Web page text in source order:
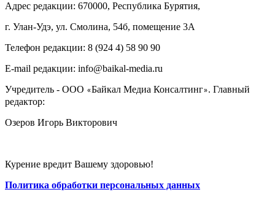
Адрес редакции: 670000, Республика Бурятия,
г. Улан-Удэ, ул. Смолина, 54б, помещение 3А
Телефон редакции: ‎‎8 (924 4) 58 90 90
E-mail редакции: info@baikal-media.ru
Учредитель - ООО «Байкал Медиа Консалтинг». Главный
редактор:
Озеров Игорь Викторович
Курение вредит Вашему здоровью!
Политика обработки персональных данных